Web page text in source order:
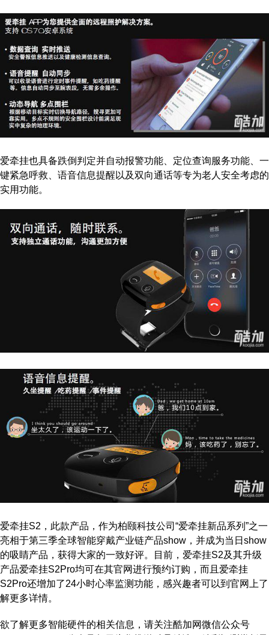
爱牵挂也具备跌倒判定并自动报警功能、定位查询服务功能、一
键紧急呼救、语音信息提醒以及双向通话等专为老人安全考虑的
实用功能。
爱牵挂S2，此款产品，作为柏颐科技公司“爱牵挂新品系列”之一
亮相于第三季全球智能穿戴产业链产品show，并成为当日show
的吸睛产品，获得大家的一致好评。目前，爱牵挂S2及其升级
产品爱牵挂S2Pro均可在其官网进行预约订购，而且爱牵挂
S2Pro还增加了24小时心率监测功能，感兴趣者可以到官网上了
解更多详情。
欲了解更多智能硬件的相关信息，请关注酷加网微信公众号